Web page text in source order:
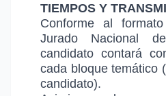
TIEMPOS Y
Conforme al
Jurado Nacional
candidato contará
cada bloque temático
candidato).